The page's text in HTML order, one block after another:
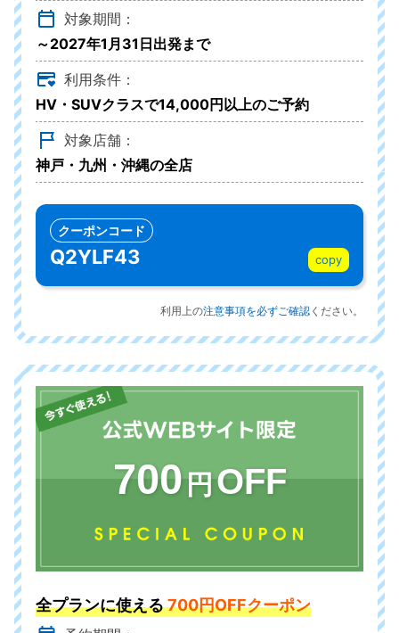
対象期間：
～2027年1月31日出発まで
利用条件：
HV・SUVクラスで14,000円以上のご予約
対象店舗：
神戸・九州・沖縄の全店
クーポンコード
Q2YLF43 copy
利用上の注意事項を必ずご確認 ください。
700 円OFF
全プランに使える700円OFFクーポン